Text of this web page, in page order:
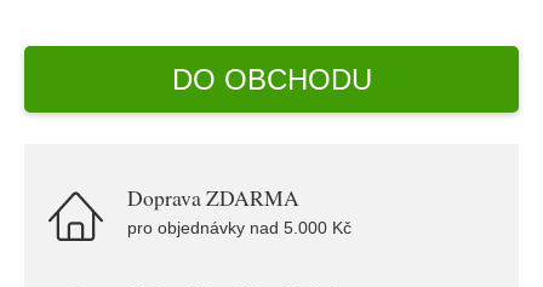
DO OBCHODU
Doprava ZDARMA
pro objednávky nad 5.000 Kč